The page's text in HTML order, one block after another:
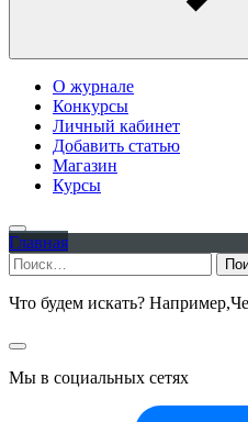
О журнале
Конкурсы
Личный кабинет
Добавить статью
Магазин
Курсы
Главная
Найти:
Что будем искать? Например,
Мы в социальных сетях